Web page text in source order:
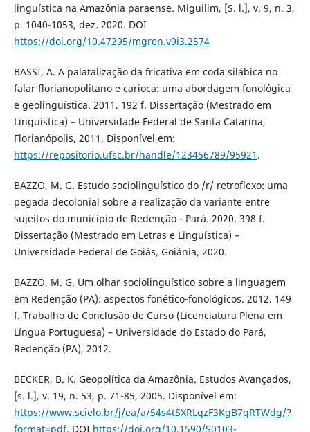
linguística na Amazônia paraense. Miguilim, [S. l.], v. 9, n. 3,
p. 1040-1053, dez. 2020. DOI
https://doi.org/10.47295/mgren.v9i3.2574
BASSI, A. A palatalização da fricativa em coda silábica no
falar florianopolitano e carioca: uma abordagem fonológica
e geolinguística. 2011. 192 f. Dissertação (Mestrado em
Linguística) – Universidade Federal de Santa Catarina,
Florianópolis, 2011. Disponível em:
https://repositorio.ufsc.br/handle/123456789/95921 .
BAZZO, M. G. Estudo sociolinguístico do /r/ retroflexo: uma
pegada decolonial sobre a realização da variante entre
sujeitos do município de Redenção - Pará. 2020. 398 f.
Dissertação (Mestrado em Letras e Linguística) –
Universidade Federal de Goiás, Goiânia, 2020.
BAZZO, M. G. Um olhar sociolinguístico sobre a linguagem
em Redenção (PA): aspectos fonético-fonológicos. 2012. 149
f. Trabalho de Conclusão de Curso (Licenciatura Plena em
Língua Portuguesa) – Universidade do Estado do Pará,
Redenção (PA), 2012.
BECKER, B. K. Geopolítica da Amazônia. Estudos Avançados,
[s. l.], v. 19, n. 53, p. 71-85, 2005. Disponível em:
https://www.scielo.br/j/ea/a/54s4tSXRLqzF3KgB7qRTWdg/?
format=pdf. DOI https://doi.org/10.1590/S0103-